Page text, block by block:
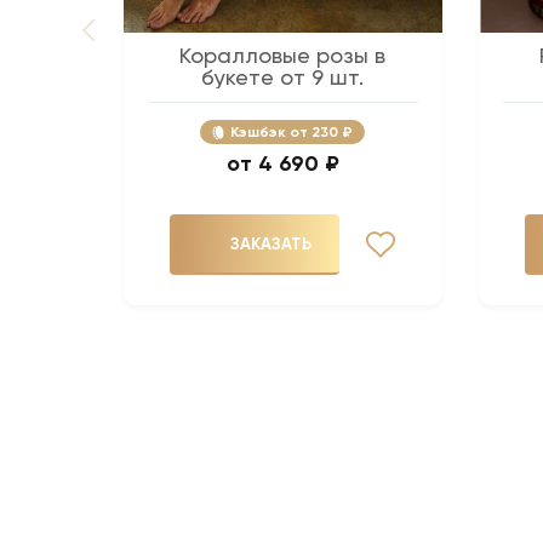
Коралловые розы в
букете от 9 шт.
Кэшбэк 230 ₽
4 690 ₽
ЗАКАЗАТЬ